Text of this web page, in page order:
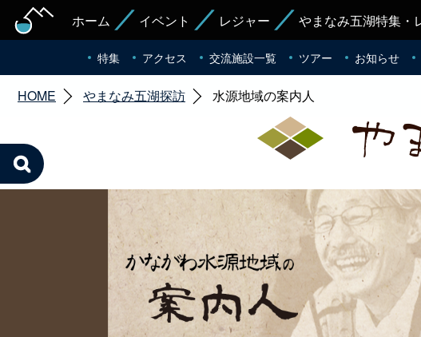
ホーム イベント レジャー やまなみ五湖特集・
特集 アクセス 交流施設一覧 ツアー お知らせ
HOME やまなみ五湖探訪 水源地域の案内人